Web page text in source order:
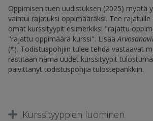
Oppimisen tuen uudistuksen (2025) myötä
vaihtui rajatuksi oppimääräksi. Tee
omat kurssityypit esimerkiksi "rajattu
"rajattu oppimäärä kurssi". Lisää
(*). Todistuspohjiin tulee tehdä vastaavat
rastitaan nämä uudet kurssityypit
päivittänyt todistuspohjia tulostepankkiin.
Kurssityyppien luominen